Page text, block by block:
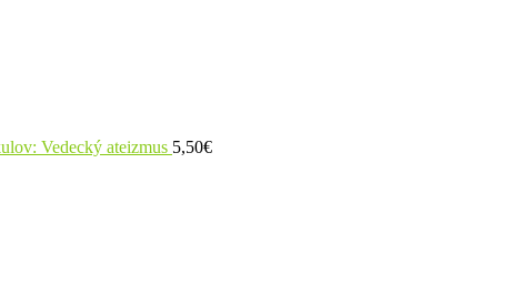
Vedecký ateizmus 5,50€